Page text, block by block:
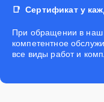
Сертификат у
При обращении в наш
компетентное
все виды работ и